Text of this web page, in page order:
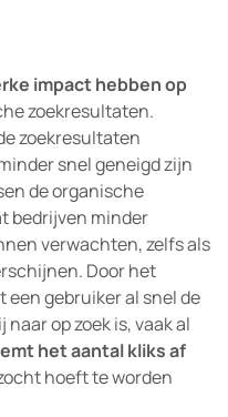
impact hebben op
zoekresultaten.
zoekresultaten
snel geneigd zijn
de organische
bedrijven minder
verwachten, zelfs als
Door het
gebruiker al snel de
op zoek is, vaak al
het aantal kliks af
hoeft te worden